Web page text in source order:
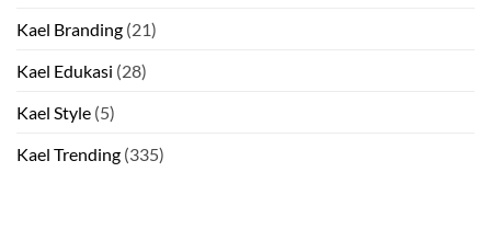
Kael Branding (21)
Kael Edukasi (28)
Kael Style (5)
Kael Trending (335)